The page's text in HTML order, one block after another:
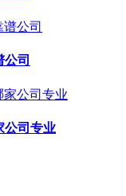
司
公司专业